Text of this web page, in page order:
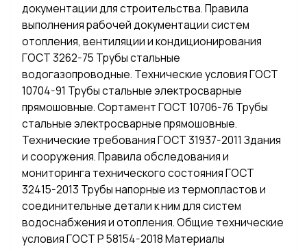
документации для строительства. Правила
выполнения рабочей документации систем
отопления, вентиляции и кондиционирования
ГОСТ 3262-75 Трубы стальные
водогазопроводные. Технические условия ГОСТ
10704-91 Трубы стальные электросварные
прямошовные. Сортамент ГОСТ 10706-76 Трубы
стальные электросварные прямошовные.
Технические требования ГОСТ 31937-2011 Здания
и сооружения. Правила обследования и
мониторинга технического состояния ГОСТ
32415-2013 Трубы напорные из термопластов и
соединительные детали к ним для систем
водоснабжения и отопления. Общие технические
условия ГОСТ Р 58154-2018 Материалы